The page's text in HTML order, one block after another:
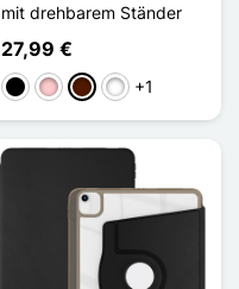
mit drehbarem Ständer
27,99 €
Schwarz
PinkDunkelbraun
Vert Clair
+1